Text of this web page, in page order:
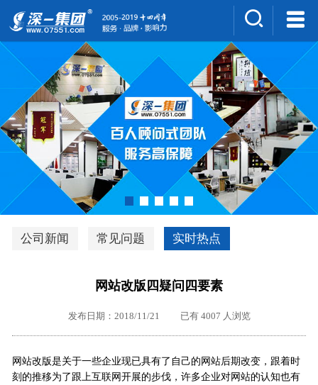
集团介绍
人才招聘
案例展示
新闻中心
深一风采
联系我们
深优通系统V3.0
深一集团优势
外地客户专栏
工单提交
公司新闻 常见问题 实时热点
网站改版四疑问四要素
发布日期：2018/11/21 已有 4007 人浏览
网站改版是关于一些企业现已具有了自己的网站后期改变，跟着时
刻的推移为了跟上互联网开展的步伐，许多企业对网站的认知也有